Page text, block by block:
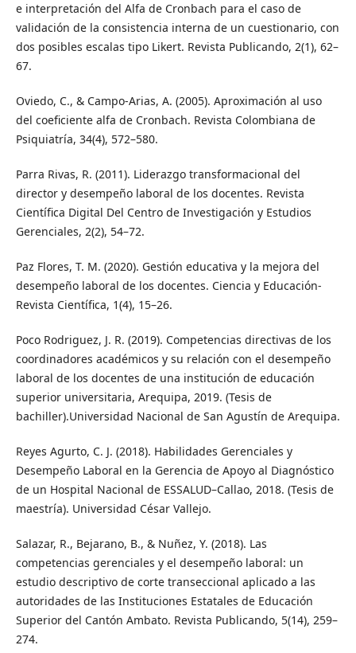
e interpretación del Alfa de Cronbach para el caso de
validación de la consistencia interna de un cuestionario, con
dos posibles escalas tipo Likert. Revista Publicando, 2(1), 62–
67.
Oviedo, C., & Campo-Arias, A. (2005). Aproximación al uso
del coeficiente alfa de Cronbach. Revista Colombiana de
Psiquiatría, 34(4), 572–580.
Parra Rivas, R. (2011). Liderazgo transformacional del
director y desempeño laboral de los docentes. Revista
Científica Digital Del Centro de Investigación y Estudios
Gerenciales, 2(2), 54–72.
Paz Flores, T. M. (2020). Gestión educativa y la mejora del
desempeño laboral de los docentes. Ciencia y Educación-
Revista Científica, 1(4), 15–26.
Poco Rodriguez, J. R. (2019). Competencias directivas de los
coordinadores académicos y su relación con el desempeño
laboral de los docentes de una institución de educación
superior universitaria, Arequipa, 2019. (Tesis de
bachiller).Universidad Nacional de San Agustín de Arequipa.
Reyes Agurto, C. J. (2018). Habilidades Gerenciales y
Desempeño Laboral en la Gerencia de Apoyo al Diagnóstico
de un Hospital Nacional de ESSALUD–Callao, 2018. (Tesis de
maestría). Universidad César Vallejo.
Salazar, R., Bejarano, B., & Nuñez, Y. (2018). Las
competencias gerenciales y el desempeño laboral: un
estudio descriptivo de corte transeccional aplicado a las
autoridades de las Instituciones Estatales de Educación
Superior del Cantón Ambato. Revista Publicando, 5(14), 259–
274.